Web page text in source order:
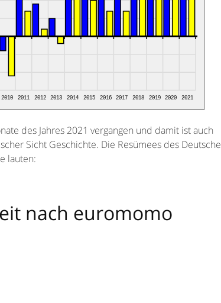
des Jahres 2021 vergangen und damit ist auch
Sicht Geschichte. Die Resümees des Deutsche
lauten:
nach euromomo